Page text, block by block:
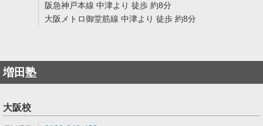
阪急神戸本線 中津より 徒歩 約8分
大阪メトロ御堂筋線 中津より 徒歩 約8分
増田塾
大阪校